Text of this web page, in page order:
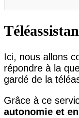
Ici, nous allons
répondre à la
gardé de la
Grâce à ce
autonomie et